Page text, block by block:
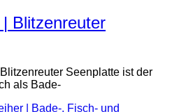
Blitzenreuter
Seenplatte ist der
als Bade-